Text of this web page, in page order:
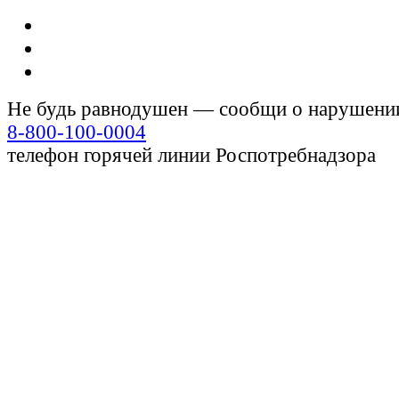
Не будь равнодушен — сообщи о
8-800-100-0004
телефон горячей линии Роспотребнадзора